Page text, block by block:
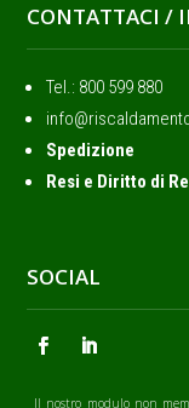
CONTATTACI /
Tel.: ‭800 599 880
Spedizione
Resi e Diritto di
SOCIAL
Il nostro modulo non